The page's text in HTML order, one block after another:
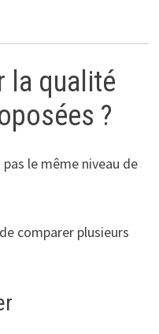
la qualité
?
le même niveau de
comparer plusieurs